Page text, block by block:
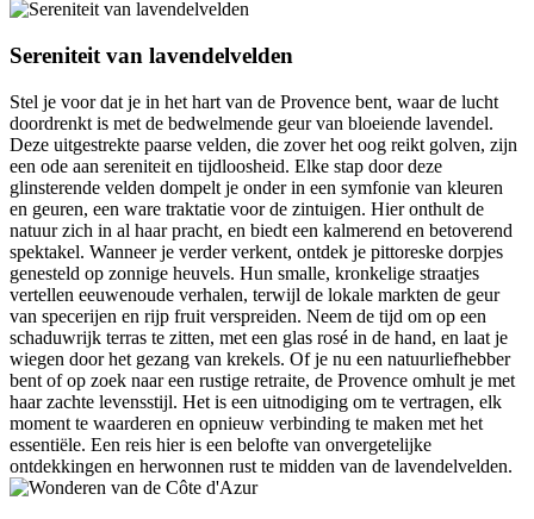
Sereniteit van lavendelvelden
Stel je voor dat je in het hart van de Provence bent, waar de lucht
doordrenkt is met de bedwelmende geur van bloeiende lavendel.
Deze uitgestrekte paarse velden, die zover het oog reikt golven, zijn
een ode aan sereniteit en tijdloosheid. Elke stap door deze
glinsterende velden dompelt je onder in een symfonie van kleuren
en geuren, een ware traktatie voor de zintuigen. Hier onthult de
natuur zich in al haar pracht, en biedt een kalmerend en betoverend
spektakel. Wanneer je verder verkent, ontdek je pittoreske dorpjes
genesteld op zonnige heuvels. Hun smalle, kronkelige straatjes
vertellen eeuwenoude verhalen, terwijl de lokale markten de geur
van specerijen en rijp fruit verspreiden. Neem de tijd om op een
schaduwrijk terras te zitten, met een glas rosé in de hand, en laat je
wiegen door het gezang van krekels. Of je nu een natuurliefhebber
bent of op zoek naar een rustige retraite, de Provence omhult je met
haar zachte levensstijl. Het is een uitnodiging om te vertragen, elk
moment te waarderen en opnieuw verbinding te maken met het
essentiële. Een reis hier is een belofte van onvergetelijke
ontdekkingen en herwonnen rust te midden van de lavendelvelden.